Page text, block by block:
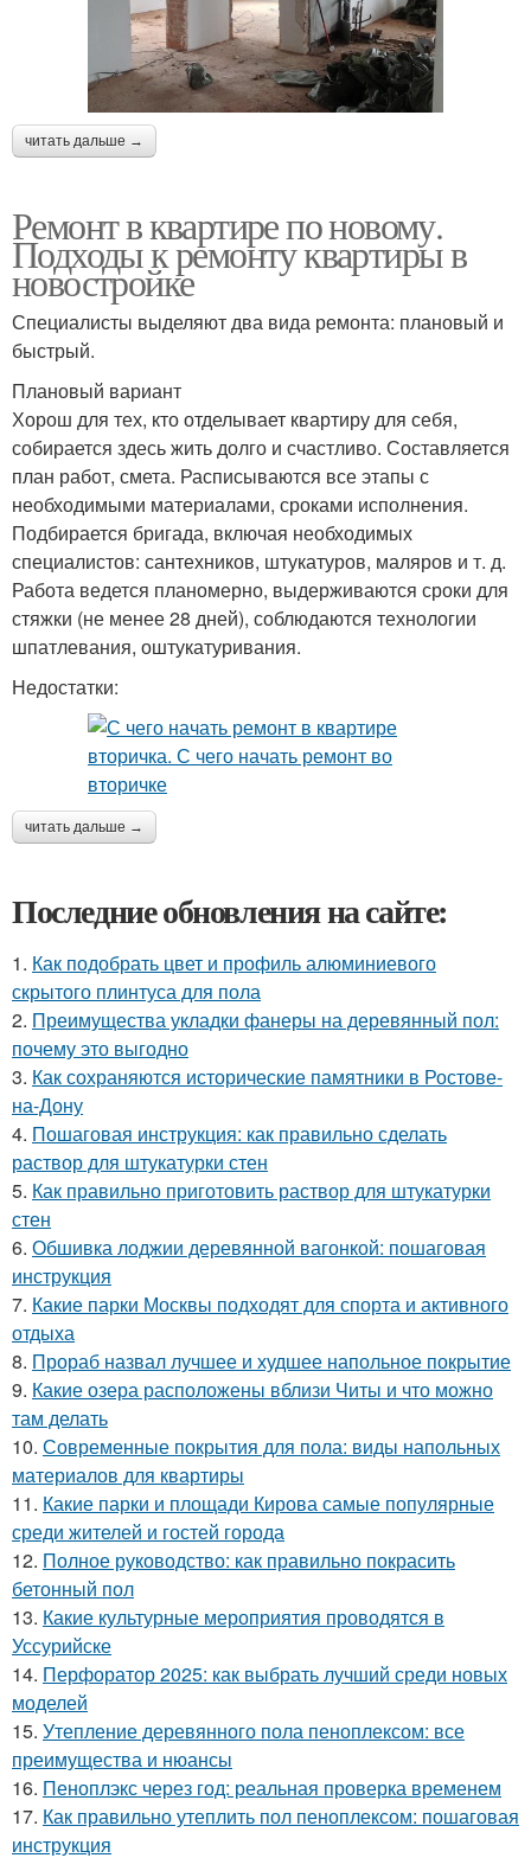
читать дальше →
Ремонт в квартире по новому.
Подходы к ремонту квартиры в
новостройке
Специалисты выделяют два вида ремонта: плановый и
быстрый.
Плановый вариант
Хорош для тех, кто отделывает квартиру для себя,
собирается здесь жить долго и счастливо. Составляется
план работ, смета. Расписываются все этапы с
необходимыми материалами, сроками исполнения.
Подбирается бригада, включая необходимых
специалистов: сантехников, штукатуров, маляров и т. д.
Работа ведется планомерно, выдерживаются сроки для
стяжки (не менее 28 дней), соблюдаются технологии
шпатлевания, оштукатуривания.
Недостатки:
читать дальше →
Последние обновления на сайте:
1. Как подобрать цвет и профиль алюминиевого
скрытого плинтуса для пола
2. Преимущества укладки фанеры на деревянный пол:
почему это выгодно
3. Как сохраняются исторические памятники в Ростове-
на-Дону
4. Пошаговая инструкция: как правильно сделать
раствор для штукатурки стен
5. Как правильно приготовить раствор для штукатурки
стен
6. Обшивка лоджии деревянной вагонкой: пошаговая
инструкция
7. Какие парки Москвы подходят для спорта и активного
отдыха
8. Прораб назвал лучшее и худшее напольное покрытие
9. Какие озера расположены вблизи Читы и что можно
там делать
10. Современные покрытия для пола: виды напольных
материалов для квартиры
11. Какие парки и площади Кирова самые популярные
среди жителей и гостей города
12. Полное руководство: как правильно покрасить
бетонный пол
13. Какие культурные мероприятия проводятся в
Уссурийске
14. Перфоратор 2025: как выбрать лучший среди новых
моделей
15. Утепление деревянного пола пеноплексом: все
преимущества и нюансы
16. Пеноплэкс через год: реальная проверка временем
17. Как правильно утеплить пол пеноплексом: пошаговая
инструкция